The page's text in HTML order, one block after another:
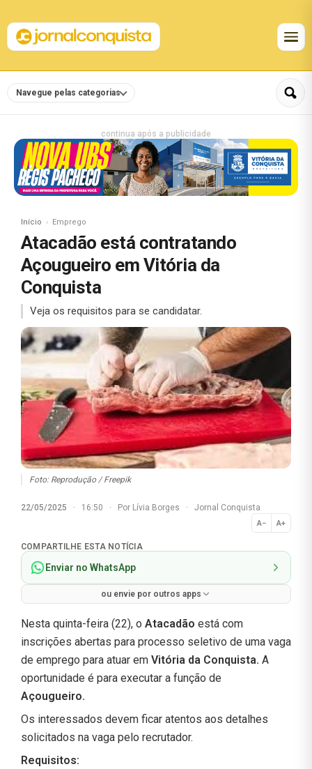
Navegue pelas categorias
continua após a publicidade
Início Emprego
Atacadão está contratando
Açougueiro em Vitória da
Conquista
Veja os requisitos para se candidatar.
Foto: Reprodução / Freepik
22/05/2025 · 16:50 · Por Lívia Borges · Jornal Conquista
A− A+
Normal
COMPARTILHE ESTA NOTÍCIA
Enviar no WhatsApp
ou envie por outros apps
Nesta quinta-feira (22), o Atacadão está com
inscrições abertas para processo seletivo de uma vaga
de emprego para atuar em Vitória da Conquista. A
oportunidade é para executar a função de
Açougueiro.
Os interessados devem ficar atentos aos detalhes
solicitados na vaga pelo recrutador.
Requisitos: